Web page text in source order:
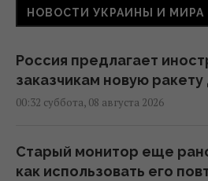
НОВОСТИ УКРАИНЫ И МИРА
Россия предлагает
заказчикам новую
00:32 суббота, 08 августа 2026
Старый монитор еще
как использовать его